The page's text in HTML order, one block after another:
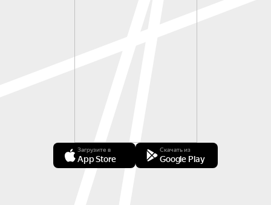
Загрузите в
App Store
Скачать из
Google Play